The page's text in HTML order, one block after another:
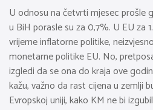
U odnosu na četvrti mjesec prošle
u BiH porasle su za 0,7%. U EU za
vrijeme inflatorne politike,
monetarne politike EU. No,
izgledi da se ona do kraja ove
kažu, važno da rast cijena u zemlji
Evropskoj uniji, kako KM ne bi